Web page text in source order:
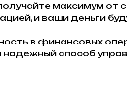
максимум от
и ваши деньги
в финансовых
способ